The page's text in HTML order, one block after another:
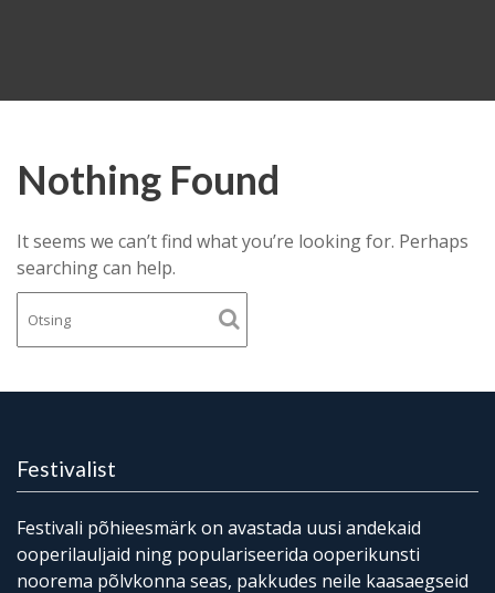
Nothing Found
It seems we can’t find what you’re looking for. Perhaps
searching can help.
Festivalist
Festivali põhieesmärk on avastada uusi andekaid
ooperilauljaid ning populariseerida ooperikunsti
noorema põlvkonna seas, pakkudes neile kaasaegseid